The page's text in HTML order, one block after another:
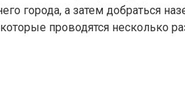
города, а затем добраться
проводятся